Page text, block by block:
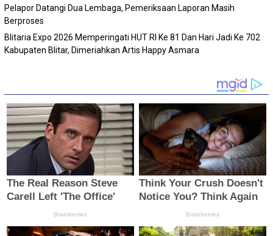
Pelapor Datangi Dua Lembaga, Pemeriksaan Laporan Masih
Berproses
Blitaria Expo 2026 Memperingati HUT RI Ke 81 Dan Hari Jadi Ke 702
Kabupaten Blitar, Dimeriahkan Artis Happy Asmara